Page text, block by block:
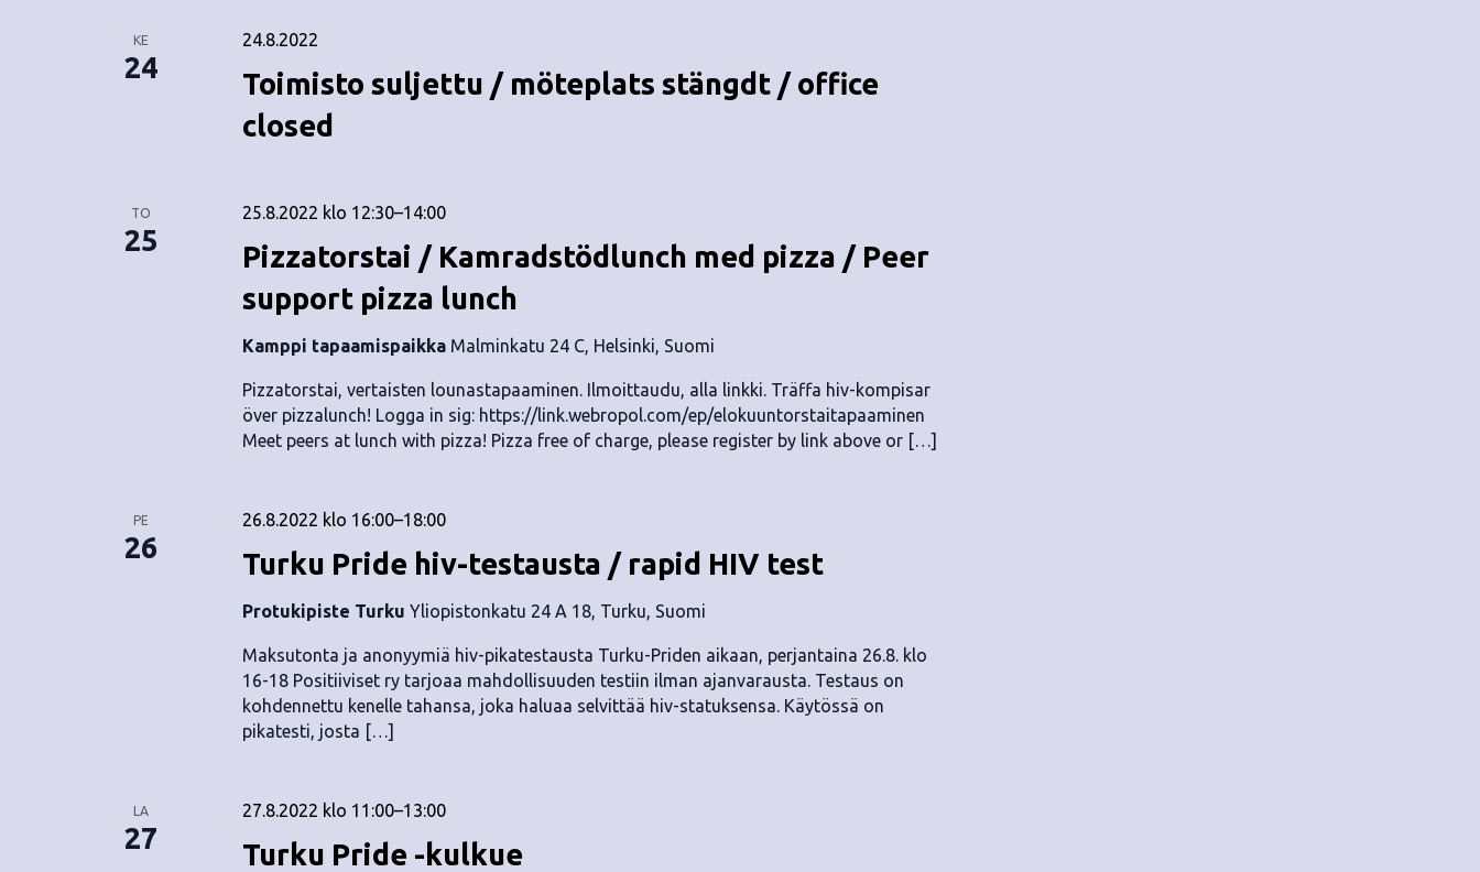
KE
24
Toimisto suljettu / möteplats stängdt / office
closed
24.8.2022
TO
25
Pizzatorstai / Kamradstödlunch med pizza / Peer
support pizza lunch
25.8.2022 klo 12:30–14:00
Kamppi tapaamispaikka Malminkatu 24 C, Helsinki, Suomi
Pizzatorstai, vertaisten lounastapaaminen. Ilmoittaudu, alla linkki. Träffa hiv-kompisar
över pizzalunch! Logga in sig: https://link.webropol.com/ep/elokuuntorstaitapaaminen
Meet peers at lunch with pizza! Pizza free of charge, please register by link above or […]
PE
26 Turku Pride hiv-testausta / rapid HIV test
26.8.2022 klo 16:00–18:00
Protukipiste Turku Yliopistonkatu 24 A 18, Turku, Suomi
Maksutonta ja anonyymiä hiv-pikatestausta Turku-Priden aikaan, perjantaina 26.8. klo
16-18 Positiiviset ry tarjoaa mahdollisuuden testiin ilman ajanvarausta. Testaus on
kohdennettu kenelle tahansa, joka haluaa selvittää hiv-statuksensa. Käytössä on
pikatesti, josta […]
LA
27 Turku Pride -kulkue
27.8.2022 klo 11:00–13:00